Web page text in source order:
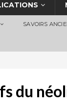
SAVOIRS
du